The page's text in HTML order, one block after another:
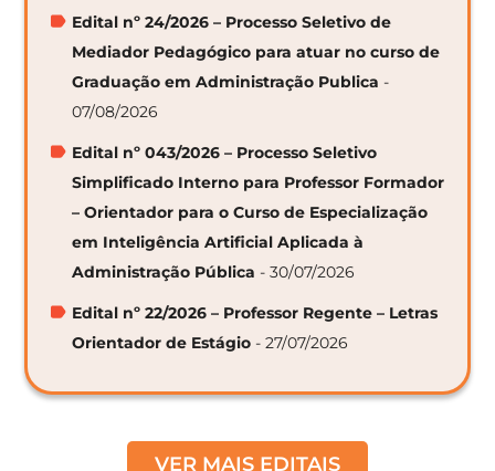
Edital nº 24/2026 – Processo Seletivo de
Mediador Pedagógico para atuar no curso de
Graduação em Administração Publica -
07/08/2026
Edital nº 043/2026 – Processo Seletivo
Simplificado Interno para Professor Formador
– Orientador para o Curso de Especialização
em Inteligência Artificial Aplicada à
Administração Pública - 30/07/2026
Edital nº 22/2026 – Professor Regente – Letras
Orientador de Estágio - 27/07/2026
VER MAIS EDITAIS